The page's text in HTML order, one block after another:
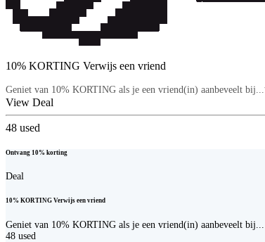
10% KORTING Verwijs een vriend
Geniet van 10% KORTING als je een vriend(in) aanbeveelt bij...
View Deal
48 used
Ontvang 10% korting
Deal
10% KORTING Verwijs een vriend
Geniet van 10% KORTING als je een vriend(in) aanbeveelt bij...
48 used